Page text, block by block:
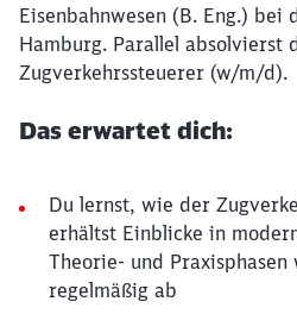
Eisenbahnwesen (B. Eng.) bei
Hamburg. Parallel absolvierst
Zugverkehrssteuerer (w/m/d).
Das erwartet dich:
Du lernst, wie der
erhältst Einblicke in
Theorie- und Praxisphasen
regelmäßig ab